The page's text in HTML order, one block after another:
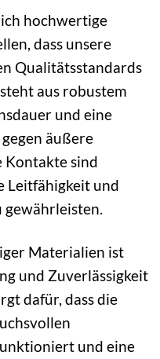
hochwertige
dass unsere
Qualitätsstandards
aus robustem
und eine
äußere
Kontakte sind
Leitfähigkeit und
gewährleisten.
Materialien ist
und Zuverlässigkeit
dafür, dass die
und eine